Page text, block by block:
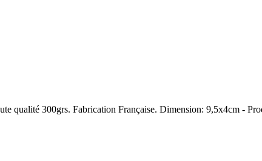
qualité 300grs. Fabrication Française. Dimension: 9,5x4cm -